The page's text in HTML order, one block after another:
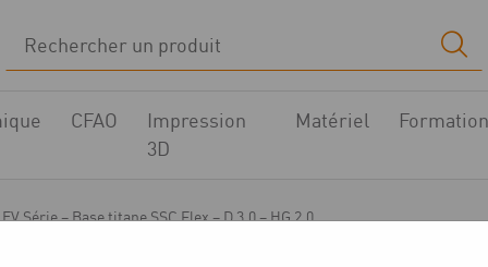
CFAO
Impression
3D
Matériel
EV Série – Base titane SSC Flex – D 3.0 – HG 2.0